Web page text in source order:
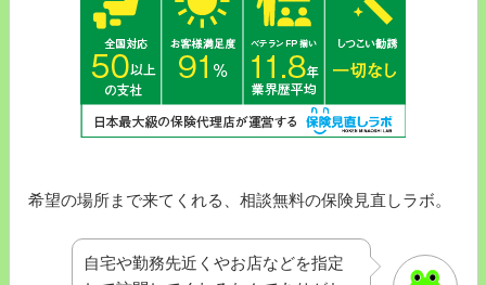
希望の場所まで来てくれる、相談無料の保険見直しラボ。
自宅や勤務先近くやお店などを指定